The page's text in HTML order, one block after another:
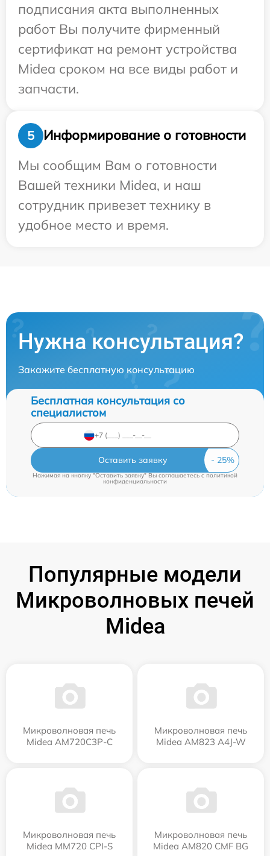
подписания акта выполненных
работ Вы получите фирменный
сертификат на ремонт устройства
Midea сроком на все виды работ и
запчасти.
5
Информирование о готовности
Мы сообщим Вам о готовности
Вашей техники Midea, и наш
сотрудник привезет технику в
удобное место и время.
Нужна консультация?
Закажите бесплатную консультацию
Бесплатная консультация со
специалистом
Оставить заявку
Нажимая на кнопку "Оставить заявку" Вы соглашаетесь cполитикой
конфиденциальности
Популярные модели
Микроволновых печей
Midea
Микроволновая печь
Midea AM720C3P-C
Микроволновая печь
Midea AM823 A4J-W
Микроволновая печь
Midea MM720 CPI-S
Микроволновая печь
Midea AM820 CMF BG